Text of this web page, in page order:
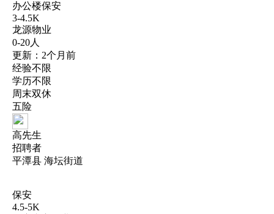
办公楼保安
3-4.5K
龙源物业
0-20人
更新：2个月前
经验不限
学历不限
周末双休
五险
高先生
招聘者
平潭县 海坛街道
保安
4.5-5K